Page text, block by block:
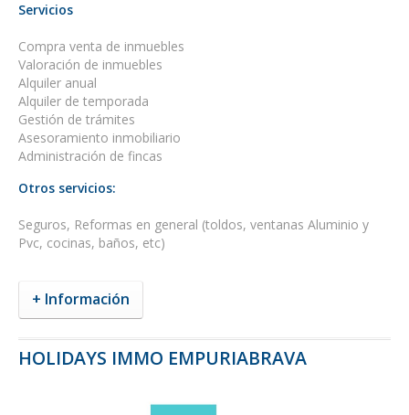
Servicios
Compra venta de inmuebles
Valoración de inmuebles
Alquiler anual
Alquiler de temporada
Gestión de trámites
Asesoramiento inmobiliario
Administración de fincas
Otros servicios:
Seguros, Reformas en general (toldos, ventanas Aluminio y
Pvc, cocinas, baños, etc)
+ Información
HOLIDAYS IMMO EMPURIABRAVA